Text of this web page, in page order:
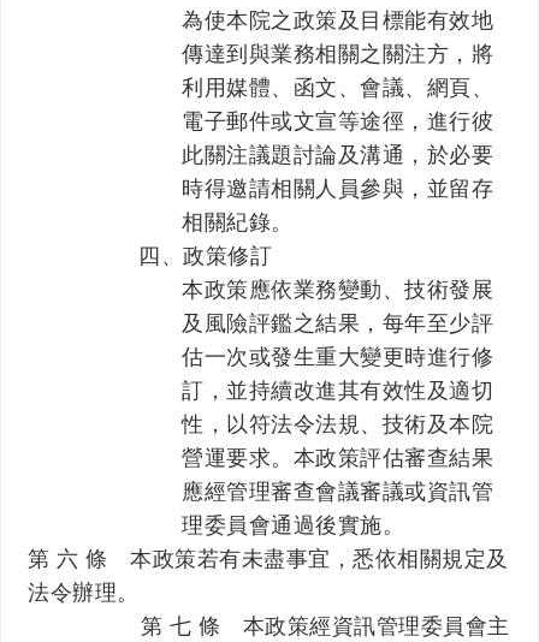
為使本院之政策及目標能有效地
傳達到與業務相關之關注方，將
利用媒體、函文、會議、網頁、
電子郵件或文宣等途徑，進行彼
此關注議題討論及溝通，於必要
時得邀請相關人員參與，並留存
相關紀錄。
四、政策修訂
本政策應依業務變動、技術發展
及風險評鑑之結果，每年至少評
估一次或發生重大變更時進行修
訂，並持續改進其有效性及適切
性，以符法令法規、技術及本院
營運要求。本政策評估審查結果
應經管理審查會議審議或資訊管
理委員會通過後實施。
第 六 條 本政策若有未盡事宜，悉依相關規定及
法令辦理。
第 七 條 本政策經資訊管理委員會主